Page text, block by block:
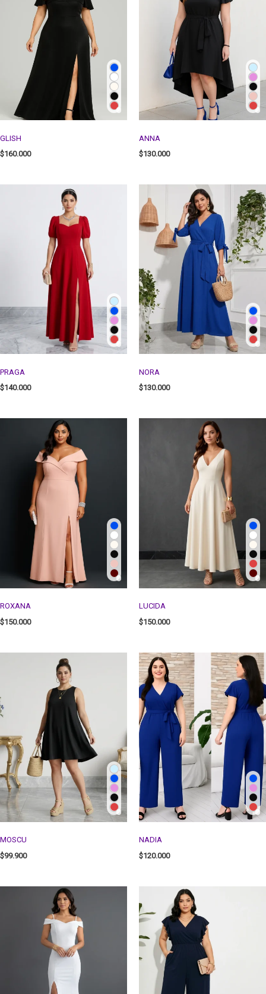
GLISH
$160.000
ANNA
$130.000
PRAGA
$140.000
NORA
$130.000
ROXANA
$150.000
LUCIDA
$150.000
MOSCU
$99.900
NADIA
$120.000